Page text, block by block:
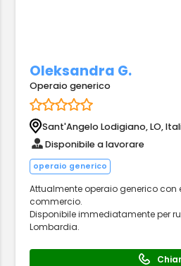
Oleksandra G.
Operaio generico
Sant'Angelo Lodigiano, LO,
Disponibile a lavorare
operaio generico
Attualmente operaio generico con
commercio.
Disponibile immediatamente per
Lombardia.